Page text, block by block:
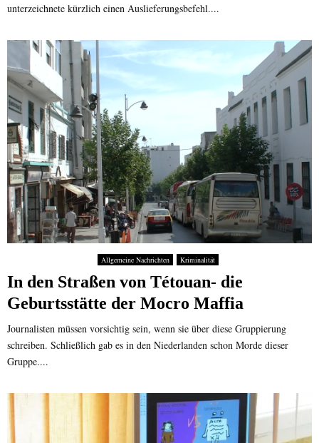
unterzeichnete kürzlich einen Auslieferungsbefehl....
Allgemeine Nachrichten Kriminalität
In den Straßen von Tétouan- die
Geburtsstätte der Mocro Maffia
Journalisten müssen vorsichtig sein, wenn sie über diese Gruppierung
schreiben. Schließlich gab es in den Niederlanden schon Morde dieser
Gruppe....